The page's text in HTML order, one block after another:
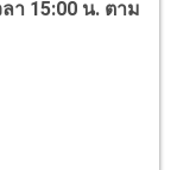
า 15:00 น. ตาม